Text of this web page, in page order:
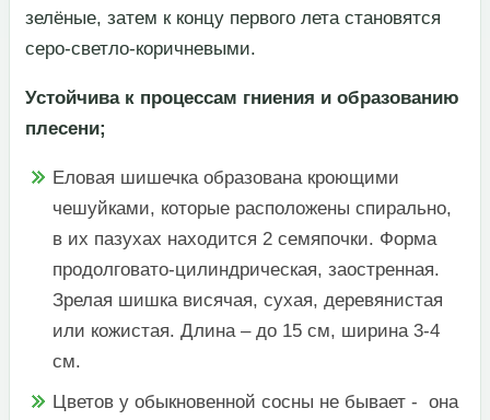
зелёные, затем к концу первого лета становятся
серо-светло-коричневыми.​
​Устойчива к процессам гниения и образованию
плесени;​
​Еловая шишечка образована кроющими
чешуйками, которые расположены спирально,
в их пазухах находится 2 семяпочки. Форма
продолговато-цилиндрическая, заостренная.
Зрелая шишка висячая, сухая, деревянистая
или кожистая. Длина – до 15 см, ширина 3-4
см.​
​Цветов у обыкновенной сосны не бывает - она